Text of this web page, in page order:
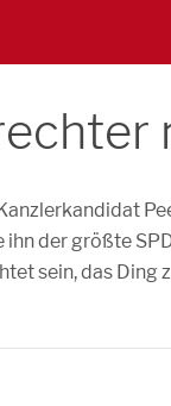
der größte
sein, das Ding